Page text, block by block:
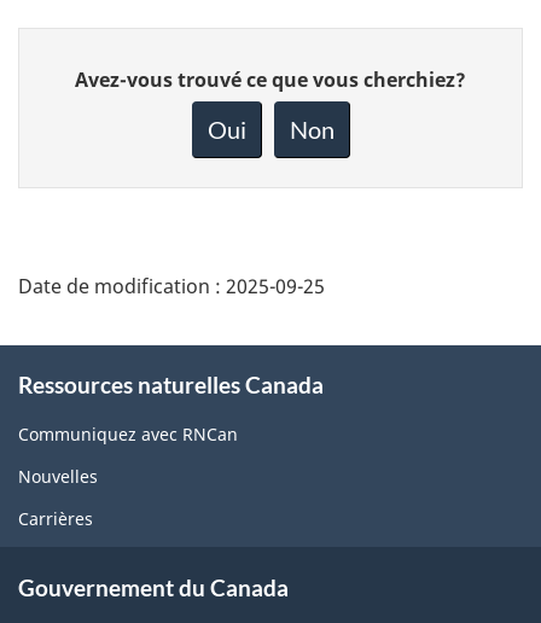
Donnez
votre
page
Avez-vous trouvé ce que vous cherchiez?
Oui Non
Date de modification : 2025-09-25
this
site
Ressources naturelles Canada
Communiquez avec RNCan
Nouvelles
Carrières
Gouvernement du Canada